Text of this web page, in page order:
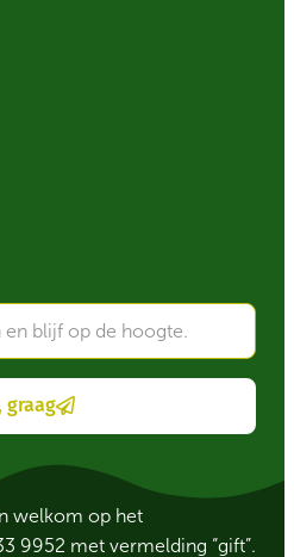
graag
welkom op het
9952 met vermelding “gift”.